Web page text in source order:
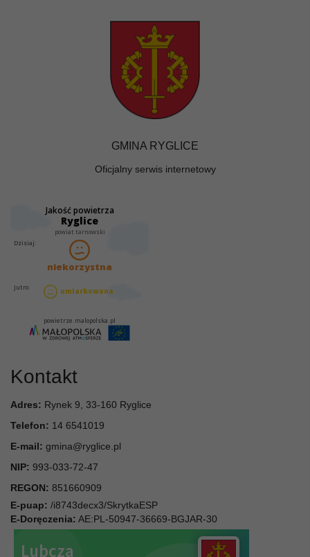
GMINA RYGLICE
Oficjalny serwis internetowy
Kontakt
Adres: Rynek 9, 33-160 Ryglice
Telefon: 14 6541019
E-mail: gmina@ryglice.pl
NIP: 993-033-72-47
REGON: 851660909
E-puap: /i8743decx3/SkrytkaESP
E-Doręczenia: AE:PL-50947-36669-BGJAR-30